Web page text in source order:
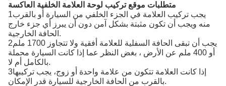
متطلبات موقع تركيب لوحة العلامة الخلفية العاكسة
1يجب تركيب العلامة في الجزء الخلفي من السيارة أو بالقرب
منه ويجب أن تكون مثبتة بشكل آمن دون أن يبرز أي جزء خارج
الحافة الخارجية.
2يجب أن تبقى الحافة السفلية للعلامة أفقية ولا تتجاوز 1700 ملم
أو 400 ملم عن الأرض ، بغض النظر عما إذا كانت السيارة محملة
بالكامل أم لا.
3إذا كانت العلامة تتكون من علامة واحدة أو زوج، يجب تركيبها
بالقرب من الحافة الخارجية للسيارة قدر الإمكان.